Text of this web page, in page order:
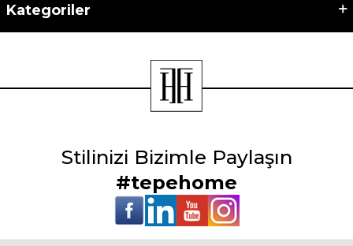
Kategoriler
Stilinizi Bizimle Paylaşın
#tepehome